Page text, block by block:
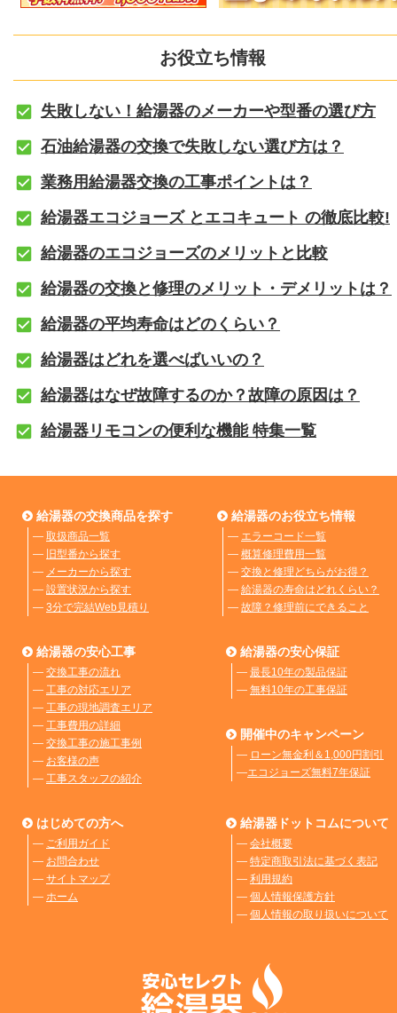
お役立ち情報
失敗しない！給湯器のメーカーや型番の選び方
石油給湯器の交換で失敗しない選び方は？
業務用給湯器交換の工事ポイントは？
給湯器エコジョーズ とエコキュート の徹底比較!
給湯器のエコジョーズのメリットと比較
給湯器の交換と修理のメリット・デメリットは？
給湯器の平均寿命はどのくらい？
給湯器はどれを選べばいいの？
給湯器はなぜ故障するのか？故障の原因は？
給湯器リモコンの便利な機能 特集一覧
給湯器の交換商品を探す
― 取扱商品一覧
― 旧型番から探す
― メーカーから探す
― 設置状況から探す
― 3分で完結Web見積り
給湯器のお役立ち情報
― エラーコード一覧
― 概算修理費用一覧
― 交換と修理どちらがお得？
― 給湯器の寿命はどれくらい？
― 故障？修理前にできること
給湯器の安心工事
― 交換工事の流れ
― 工事の対応エリア
― 工事の現地調査エリア
― 工事費用の詳細
― 交換工事の施工事例
― お客様の声
― 工事スタッフの紹介
給湯器の安心保証
― 最長10年の製品保証
― 無料10年の工事保証
開催中のキャンペーン
― ローン無金利＆1,000円割引
―エコジョーズ無料7年保証
はじめての方へ
― ご利用ガイド
― お問合わせ
― サイトマップ
― ホーム
給湯器ドットコムについて
― 会社概要
― 特定商取引法に基づく表記
― 利用規約
― 個人情報保護方針
― 個人情報の取り扱いについて